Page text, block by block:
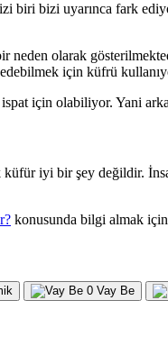
bizi uyarınca fark
neden olarak
için küfrü
için olabiliyor. Yani
iyi bir şey değildir.
konusunda bilgi almak için
0 Vay Be